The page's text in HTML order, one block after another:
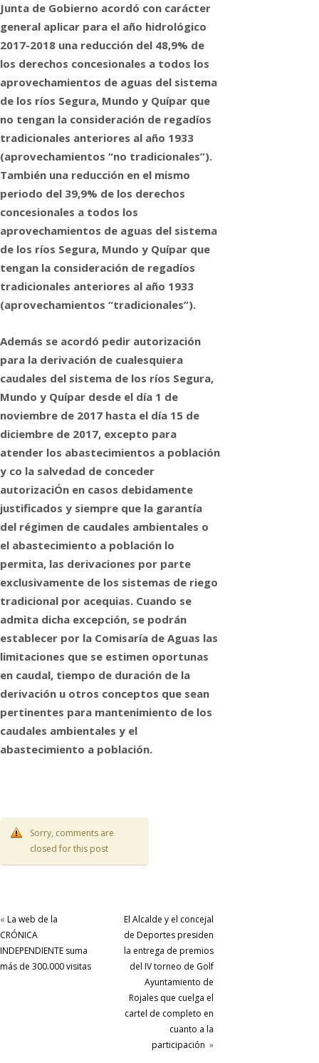
Junta de Gobierno acordó con carácter
general aplicar para el año hidrológico
2017-2018 una reducción del 48,9% de
los derechos concesionales a todos los
aprovechamientos de aguas del sistema
de los ríos Segura, Mundo y Quípar que
no tengan la consideración de regadíos
tradicionales anteriores al año 1933
(aprovechamientos “no tradicionales”).
También una reducción en el mismo
periodo del 39,9% de los derechos
concesionales a todos los
aprovechamientos de aguas del sistema
de los ríos Segura, Mundo y Quípar que
tengan la consideración de regadíos
tradicionales anteriores al año 1933
(aprovechamientos “tradicionales”).
Además se acordó pedir autorización
para la derivación de cualesquiera
caudales del sistema de los ríos Segura,
Mundo y Quípar desde el día 1 de
noviembre de 2017 hasta el día 15 de
diciembre de 2017, excepto para
atender los abastecimientos a población
y co la salvedad de conceder
autorizaciÓn en casos debidamente
justificados y siempre que la garantía
del régimen de caudales ambientales o
el abastecimiento a población lo
permita, las derivaciones por parte
exclusivamente de los sistemas de riego
tradicional por acequias. Cuando se
admita dicha excepción, se podrán
establecer por la Comisaría de Aguas las
limitaciones que se estimen oportunas
en caudal, tiempo de duración de la
derivación u otros conceptos que sean
pertinentes para mantenimiento de los
caudales ambientales y el
abastecimiento a población.
Sorry, comments are
closed for this post
« La web de la
CRÓNICA
INDEPENDIENTE suma
más de 300.000 visitas
El Alcalde y el concejal
de Deportes presiden
la entrega de premios
del IV torneo de Golf
Ayuntamiento de
Rojales que cuelga el
cartel de completo en
cuanto a la
participación »